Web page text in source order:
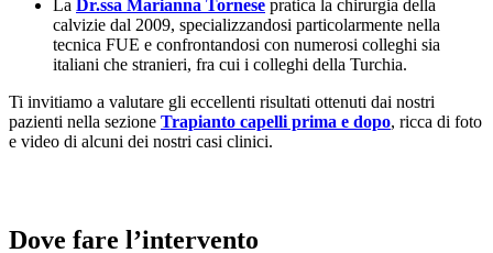
La Dr.ssa Marianna Tornese pratica la chirurgia della
calvizie dal 2009, specializzandosi particolarmente nella
tecnica FUE e confrontandosi con numerosi colleghi sia
italiani che stranieri, fra cui i colleghi della Turchia.
Ti invitiamo a valutare gli eccellenti risultati ottenuti dai nostri
pazienti nella sezione Trapianto capelli prima e dopo, ricca di foto
e video di alcuni dei nostri casi clinici.
Dove fare l’intervento